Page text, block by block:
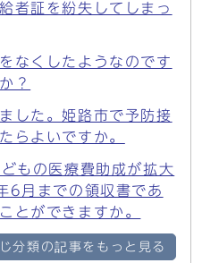
者証を紛失してしまっ
なくしたようなのです
？
した。姫路市で予防接
らよいですか。
もの医療費助成が拡大
6月までの領収書であ
とができますか。
分類の記事をもっと見る